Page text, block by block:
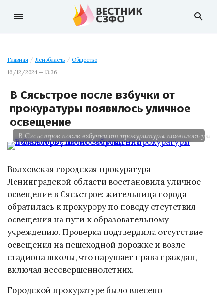
menu search
Главная / Ленобласть / Общество
16/12/2024 — 13:36
В Сясьстрое после взбучки от
прокуратуры появилось уличное
освещение
В Сясьстрое после взбучки от прокуратуры появилось
Волховская городская прокуратура
Ленинградской области восстановила уличное
освещение в Сясьстрое: жительница города
обратилась к прокурору по поводу отсутствия
освещения на пути к образовательному
учреждению. Проверка подтвердила отсутствие
освещения на пешеходной дорожке и возле
стадиона школы, что нарушает права граждан,
включая несовершеннолетних.
Городской прокуратуре было внесено